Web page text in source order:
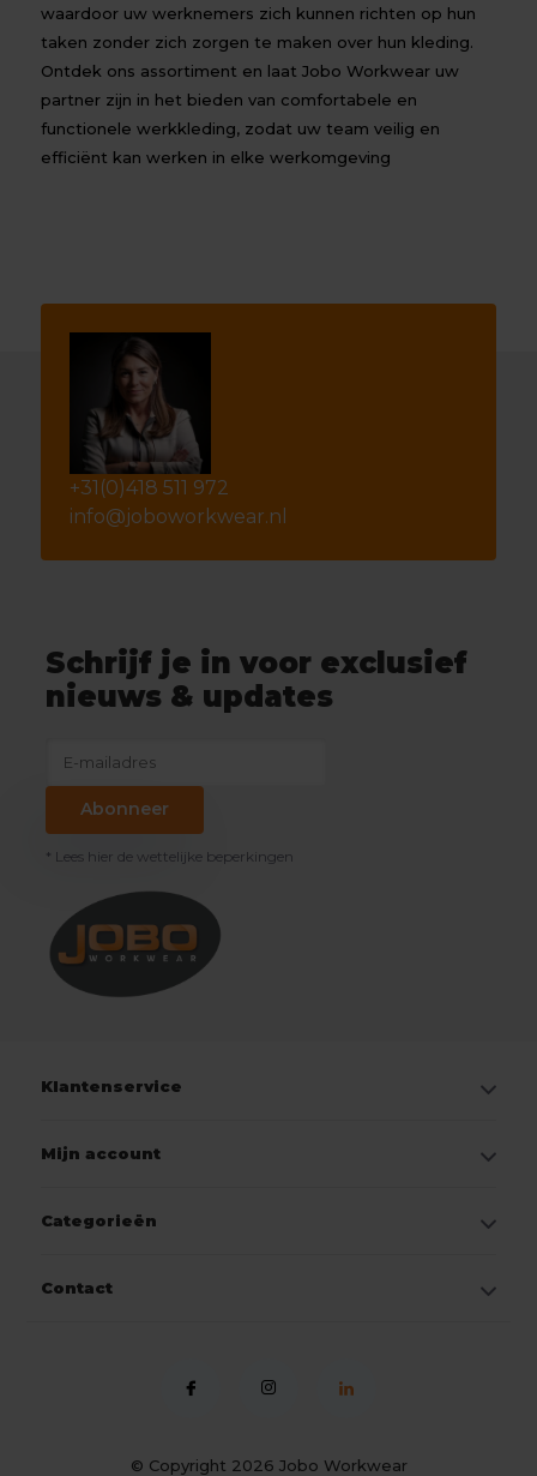
waardoor uw werknemers zich kunnen richten op hun
taken zonder zich zorgen te maken over hun kleding.
Ontdek ons assortiment en laat Jobo Workwear uw
partner zijn in het bieden van comfortabele en
functionele werkkleding, zodat uw team veilig en
efficiënt kan werken in elke werkomgeving
+31(0)418 511 972
info@joboworkwear.nl
Schrijf je in voor exclusief
nieuws & updates
Abonneer
* Lees hier de wettelijke beperkingen
Klantenservice
Mijn account
Categorieën
Contact
© Copyright 2026 Jobo Workwear